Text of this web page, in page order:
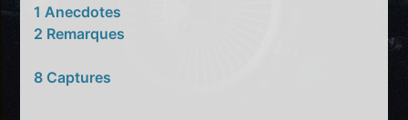
1 Anecdotes
2 Remarques
8 Captures